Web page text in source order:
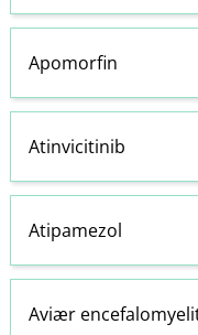
Apomorfin
Atinvicitinib
Atipamezol
Aviær